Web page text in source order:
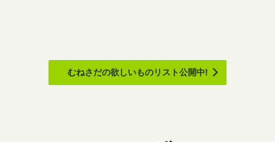
むねさだの欲しいものリスト公開中!